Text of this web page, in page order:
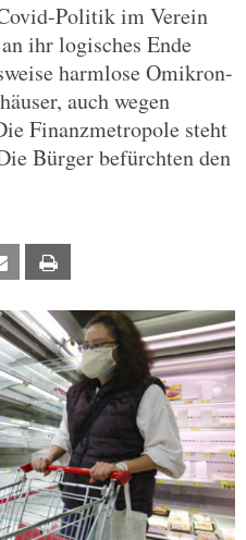
Politik im Verein
ihr logisches Ende
harmlose Omikron-
auch wegen
Finanzmetropole steht
Bürger befürchten den
Email